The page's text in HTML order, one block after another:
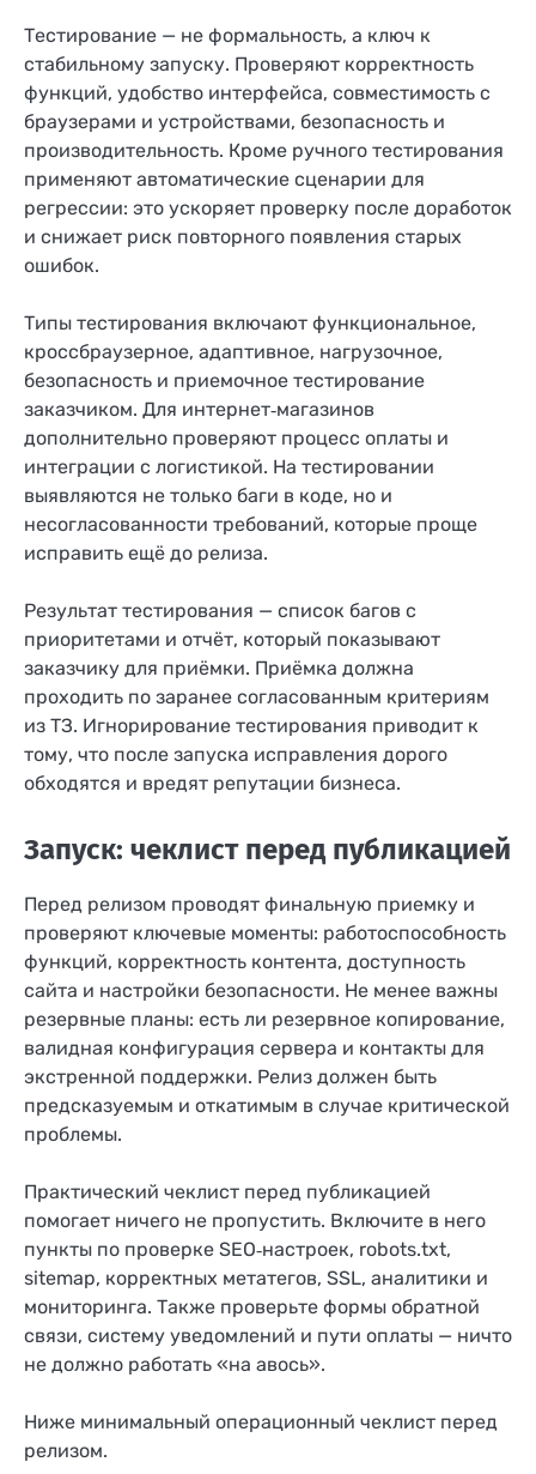
Тестирование — не формальность, а ключ к
стабильному запуску. Проверяют корректность
функций, удобство интерфейса, совместимость с
браузерами и устройствами, безопасность и
производительность. Кроме ручного тестирования
применяют автоматические сценарии для
регрессии: это ускоряет проверку после доработок
и снижает риск повторного появления старых
ошибок.
Типы тестирования включают функциональное,
кроссбраузерное, адаптивное, нагрузочное,
безопасность и приемочное тестирование
заказчиком. Для интернет‑магазинов
дополнительно проверяют процесс оплаты и
интеграции с логистикой. На тестировании
выявляются не только баги в коде, но и
несогласованности требований, которые проще
исправить ещё до релиза.
Результат тестирования — список багов с
приоритетами и отчёт, который показывают
заказчику для приёмки. Приёмка должна
проходить по заранее согласованным критериям
из ТЗ. Игнорирование тестирования приводит к
тому, что после запуска исправления дорого
обходятся и вредят репутации бизнеса.
Запуск: чеклист перед публикацией
Перед релизом проводят финальную приемку и
проверяют ключевые моменты: работоспособность
функций, корректность контента, доступность
сайта и настройки безопасности. Не менее важны
резервные планы: есть ли резервное копирование,
валидная конфигурация сервера и контакты для
экстренной поддержки. Релиз должен быть
предсказуемым и откатимым в случае критической
проблемы.
Практический чеклист перед публикацией
помогает ничего не пропустить. Включите в него
пункты по проверке SEO‑настроек, robots.txt,
sitemap, корректных метатегов, SSL, аналитики и
мониторинга. Также проверьте формы обратной
связи, систему уведомлений и пути оплаты — ничто
не должно работать «на авось».
Ниже минимальный операционный чеклист перед
релизом.